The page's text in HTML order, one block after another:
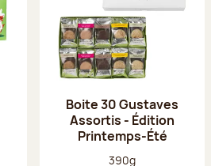
Boite 30 Gustaves
Assortis - Édition
Printemps-Été
Poids net :
390g